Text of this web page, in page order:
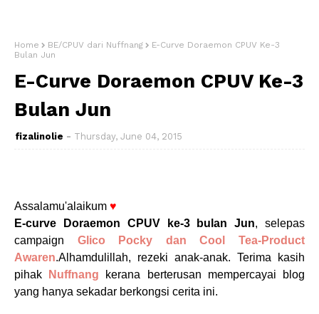
Home BE/CPUV dari Nuffnang
E-Curve Doraemon CPUV Ke-3
Bulan Jun
E-Curve Doraemon CPUV Ke-3
Bulan Jun
fizalinolie Thursday, June 04, 2015
Assalamu'alaikum ♥
E-curve Doraemon CPUV ke-3 bulan Jun, selepas
campaign Glico Pocky dan Cool Tea-Product
Awaren.Alhamdulillah, rezeki anak-anak. Terima kasih
pihak
Nuffnang kerana berterusan mempercayai blog
yang hanya sekadar berkongsi cerita ini.